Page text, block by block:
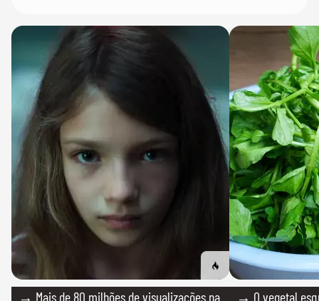
→ Mais de 80 milhões de visualizações na → O vegetal